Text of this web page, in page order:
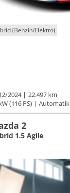
(Benzin/Elektro)
2024
22.497 km
(116 PS)
Automatik
2
1.5 Agile